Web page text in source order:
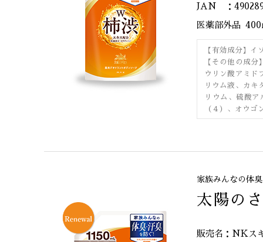
JAN ：
医薬部外品
【有効成分】イ
【その他の成
ウリン酸アミド
リウム液、カキ
リウム、硫酸
（４）、オウ
家族みんなの体
太陽の
販売名：NKス